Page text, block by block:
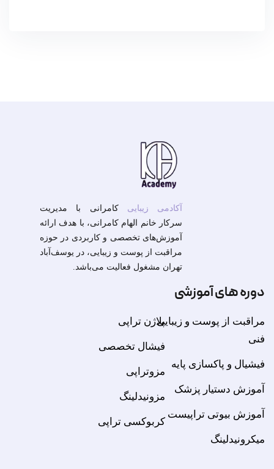
آکادمی زیبایی کامرانی با مدیریت
سرکار خانم الهام کامرانی، با هدف ارائه
آموزش‌های تخصصی و کاربردی در حوزه
مراقبت از پوست و زیبایی، در یوسف‌آباد
تهران مشغول فعالیت می‌باشد.
دوره های آموزشی
مراقبت از پوست و زیبایی
فنی
فیشیال و پاکسازی پایه
آموزش دستیار پزشک
آموزش بیوتی تراپیست
میکرونیدلینگ
پلاژن تراپی
فیشال تخصصی
مزوتراپی
مزونیدلینگ
کربوکسی تراپی